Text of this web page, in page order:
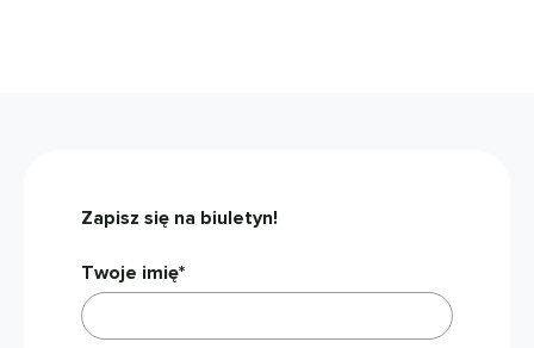
Zapisz się na biuletyn!
Twoje imię*